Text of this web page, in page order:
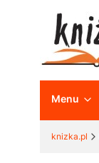
Menu
knizka.pl